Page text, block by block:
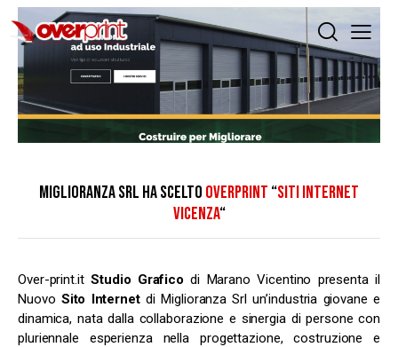
MIGLIORANZA SRL HA SCELTO OVERPRINT “SITI INTERNET
VICENZA“
Over-print.itStudio Grafico di Marano Vicentino presenta il
Nuovo Sito Internetdi Miglioranza Srl un’industria giovane e
dinamica, nata dalla collaborazione e sinergia di persone con
pluriennale esperienza nella progettazione, costruzione e